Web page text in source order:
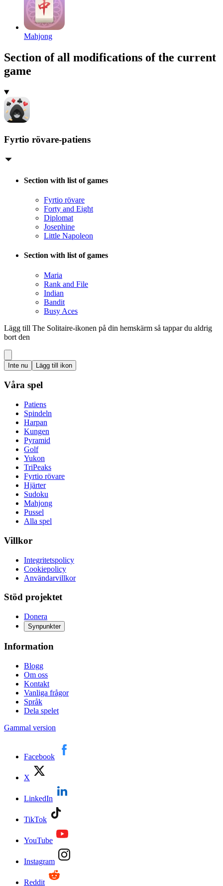
Mahjong
Section of all modifications of the current
game
Fyrtio rövare-patiens
Section with list of games
Fyrtio rövare
Forty and Eight
Diplomat
Josephine
Little Napoleon
Section with list of games
Maria
Rank and File
Indian
Bandit
Busy Aces
Lägg till The Solitaire-ikonen på din hemskärm så tappar du aldrig
bort den
Inte nu Lägg till ikon
Våra spel
Patiens
Spindeln
Harpan
Kungen
Pyramid
Golf
Yukon
TriPeaks
Fyrtio rövare
Hjärter
Sudoku
Mahjong
Pussel
Alla spel
Villkor
Integritetspolicy
Cookiepolicy
Användarvillkor
Stöd projektet
Donera
Synpunkter
Information
Blogg
Om oss
Kontakt
Vanliga frågor
Språk
Dela spelet
Gammal version
Facebook
X
LinkedIn
TikTok
YouTube
Instagram
Reddit